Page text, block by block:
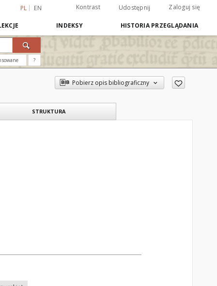
PL EN Kontrast Udostępnij Zaloguj się
INDEKSY HISTORIA PRZEGLĄDANIA
?
Pobierz opis bibliograficzny
STRUKTURA